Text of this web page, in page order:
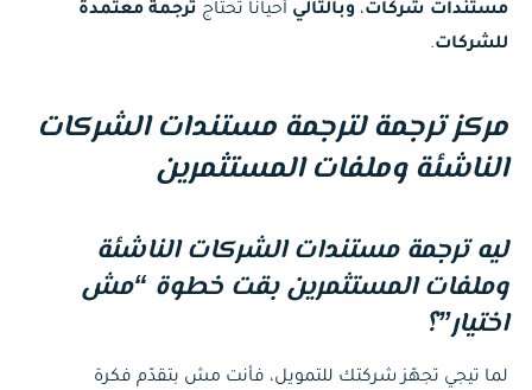
مستندات شركات، وبالتالي أحيانًا تحتاج ترجمة معتمدة
للشركات.
مركز ترجمة لترجمة مستندات الشركات
الناشئة وملفات المستثمرين
ليه ترجمة مستندات الشركات الناشئة
وملفات المستثمرين بقت خطوة “مش
اختيار”؟
لما تيجي تجهّز شركتك للتمويل، فأنت مش بتقدّم فكرة